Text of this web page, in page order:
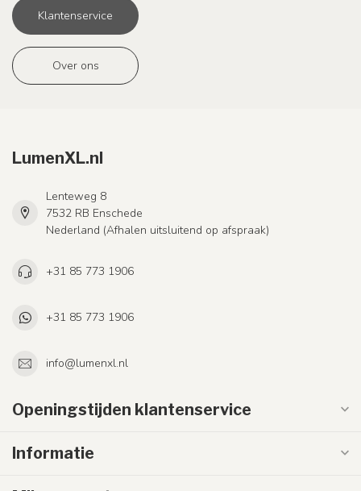
Klantenservice
Over ons
LumenXL.nl
Lenteweg 8
7532 RB Enschede
Nederland (Afhalen uitsluitend op afspraak)
+31 85 773 1906
+31 85 773 1906
info@lumenxl.nl
Openingstijden klantenservice
Informatie